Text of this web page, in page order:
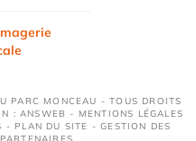
PARC MONCEAU - TOUS DROITS
: ANSWEB - MENTIONS LÉGALES
- PLAN DU SITE -GESTION DES